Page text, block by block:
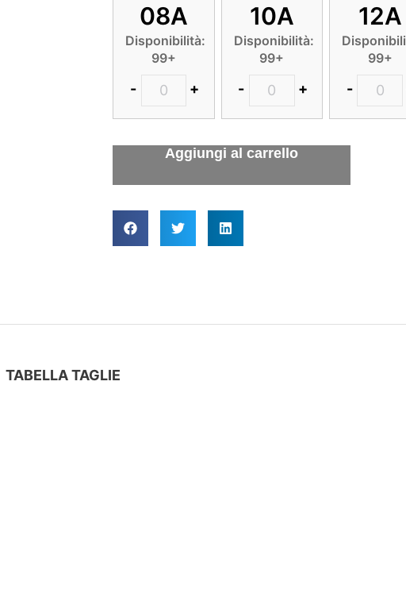
08A
Disponibilità:
99+
- +
10A
Disponibilità:
99+
- +
12A
99+
-
TABELLA TAGLIE